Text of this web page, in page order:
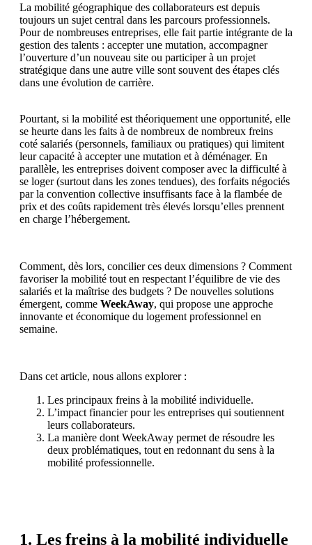
La mobilité géographique des collaborateurs est depuis
toujours un sujet central dans les parcours professionnels.
Pour de nombreuses entreprises, elle fait partie intégrante de la
gestion des talents : accepter une mutation, accompagner
l’ouverture d’un nouveau site ou participer à un projet
stratégique dans une autre ville sont souvent des étapes clés
dans une évolution de carrière.
Pourtant, si la mobilité est théoriquement une opportunité, elle
se heurte dans les faits à de nombreux de nombreux freins
coté salariés (personnels, familiaux ou pratiques) qui limitent
leur capacité à accepter une mutation et à déménager. En
parallèle, les entreprises doivent composer avec la difficulté à
se loger (surtout dans les zones tendues), des forfaits négociés
par la convention collective insuffisants face à la flambée de
prix et des coûts rapidement très élevés lorsqu’elles prennent
en charge l’hébergement.
Comment, dès lors, concilier ces deux dimensions ? Comment
favoriser la mobilité tout en respectant l’équilibre de vie des
salariés et la maîtrise des budgets ? De nouvelles solutions
émergent, comme WeekAway, qui propose une approche
innovante et économique du logement professionnel en
semaine.
Dans cet article, nous allons explorer :
Les principaux freins à la mobilité individuelle.
L’impact financier pour les entreprises qui soutiennent
leurs collaborateurs.
La manière dont WeekAway permet de résoudre les
deux problématiques, tout en redonnant du sens à la
mobilité professionnelle.
1. Les freins à la mobilité individuelle